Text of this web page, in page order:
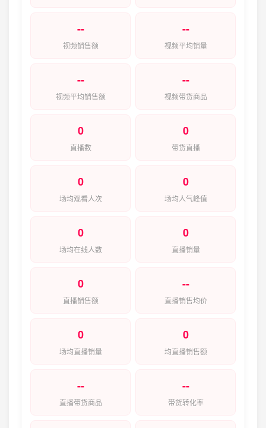
--
视频销售额
--
视频平均销量
--
视频平均销售额
--
视频带货商品
0
直播数
0
带货直播
0
场均观看人次
0
场均人气峰值
0
场均在线人数
0
直播销量
0
直播销售额
--
直播销售均价
0
场均直播销量
0
均直播销售额
--
直播带货商品
--
带货转化率